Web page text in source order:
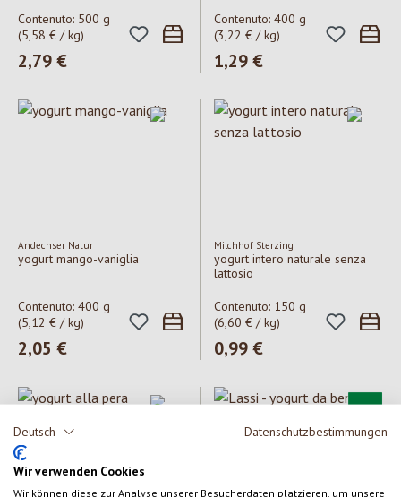
Deutsch Datenschutzbestimmungen
Wir verwenden Cookies
Wir können diese zur Analyse unserer Besucherdaten platzieren, um unsere
Contenuto: 500 g
(5,58 € / kg)
Prezzo normale:
2,79 €
Contenuto: 400 g
(3,22 € / kg)
Prezzo normale:
1,29 €
Andechser Natur
yogurt mango-vaniglia
Contenuto: 400 g
(5,12 € / kg)
Prezzo normale:
2,05 €
Milchhof Sterzing
yogurt intero naturale senza
lattosio
Contenuto: 150 g
(6,60 € / kg)
Prezzo normale:
0,99 €